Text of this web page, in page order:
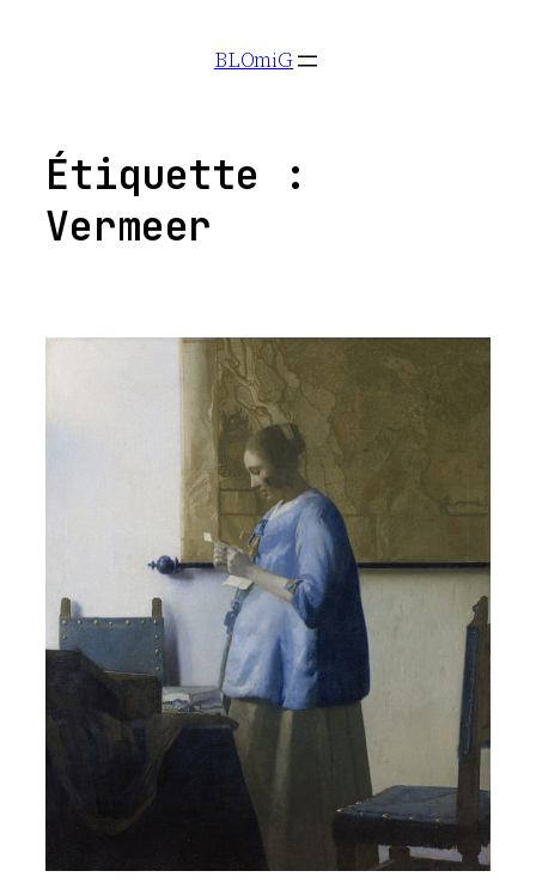
BLOmiG
Étiquette :
Vermeer